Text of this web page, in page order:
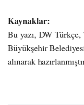
Kaynaklar:
Bu yazı, DW
Büyükşehir
alınarak